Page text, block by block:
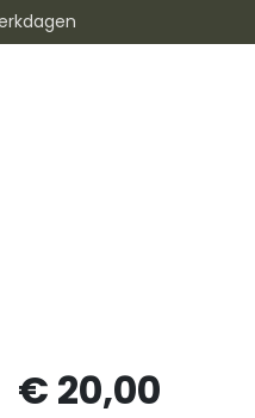
€ 20,00